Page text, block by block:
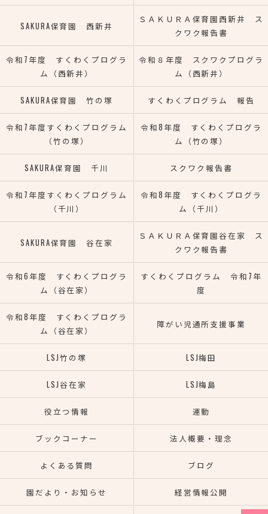
SAKURA保育園 西新井
ＳＡＫＵＲＡ保育園西新井 ス
クワク報告書
令和7年度 すくわくプログラ
ム（西新井）
令和８年度 スクワクプログラ
ム（西新井）
SAKURA保育園 竹の塚 すくわくプログラム 報告
令和7年度すくわくプログラム
（竹の塚）
令和8年度 すくわくプログラ
ム（竹の塚）
SAKURA保育園 千川 スクワク報告書
令和7年度すくわくプログラム
（千川）
令和8年度 すくわくプログラ
ム（千川）
SAKURA保育園 谷在家
ＳＡＫＵＲＡ保育園谷在家 ス
クワク報告書
令和6年度 すくわくプログラ
ム（谷在家）
すくわくプログラム 令和7年
度
令和8年度 すくわくプログラ
ム（谷在家）
障がい児通所支援事業
LSJ竹の塚 LSJ梅田
LSJ谷在家 LSJ梅島
役立つ情報 運動
ブックコーナー 法人概要・理念
よくある質問 ブログ
園だより・お知らせ 経営情報公開